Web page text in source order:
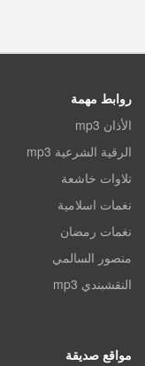
روابط مهمة
الأذان mp3
الرقية الشرعية mp3
تلاوات خاشعة
نغمات اسلامية
نغمات رمضان
منصور السالمي
النقشبندي mp3
مواقع صديقة